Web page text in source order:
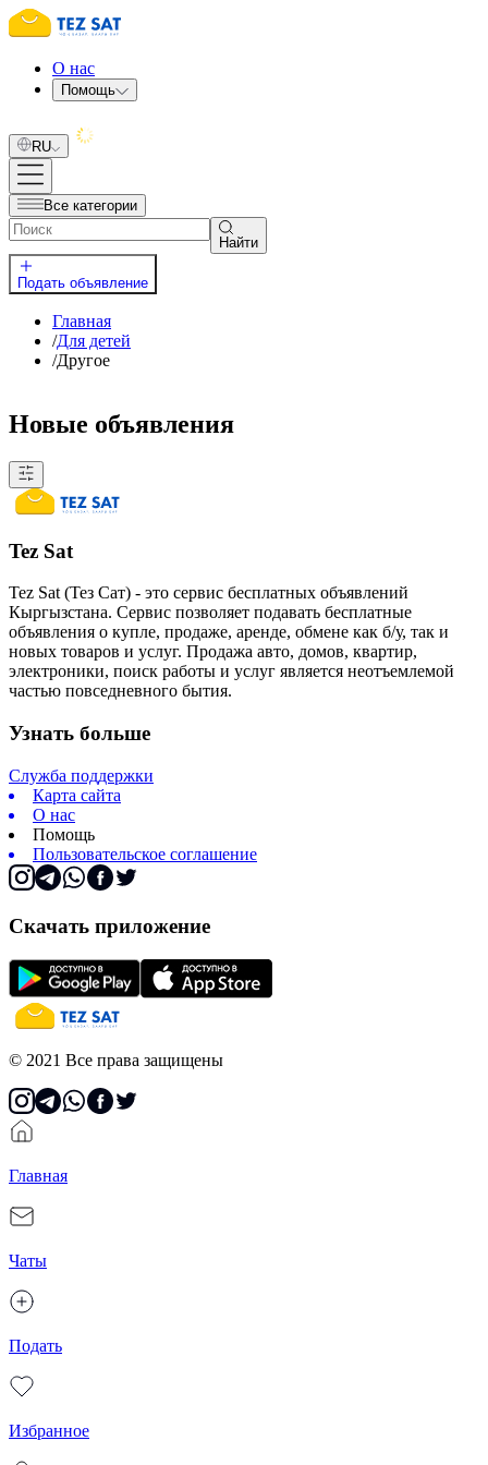
О нас
Помощь
RU
Все категории
Найти
Подать объявление
Главная
/Для детей
/Другое
Новые объявления
Tez Sat
Tez Sat (Тез Сат) - это сервис бесплатных объявлений
Кыргызстана. Сервис позволяет подавать бесплатные
объявления о купле, продаже, аренде, обмене как б/у, так и
новых товаров и услуг. Продажа авто, домов, квартир,
электроники, поиск работы и услуг является неотъемлемой
частью повседневного бытия.
Узнать больше
Служба поддержки
Карта сайта
О нас
Помощь
Пользовательское соглашение
Скачать приложение
© 2021 Все права защищены
Главная
Чаты
Подать
Избранное